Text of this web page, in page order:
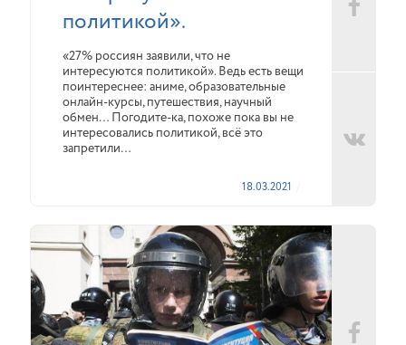
политикой».
«27% россиян заявили, что не
интересуются политикой». Ведь есть вещи
поинтереснее: аниме, образовательные
онлайн-курсы, путешествия, научный
обмен… Погодите-ка, похоже пока вы не
интересовались политикой, всё это
запретили…
18.03.2021